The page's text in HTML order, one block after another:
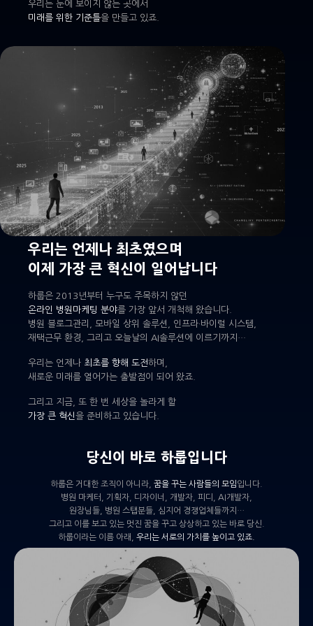
우리는 눈에 보이지 않는 곳에서
미래를 위한 기준틀을 만들고 있죠.
우리는 언제나 최초였으며
이제 가장 큰 혁신이 일어납니다
하룹은 2013년부터 누구도 주목하지 않던
온라인 병원마케팅 분야를 가장 앞서 개척해 왔습니다.
병원 블로그관리, 모바일 상위 솔루션, 인프라·바이럴 시스템,
재택근무 환경, 그리고 오늘날의 AI솔루션에 이르기까지…
우리는 언제나 최초를 향해 도전하며,
새로운 미래를 열어가는 출발점이 되어 왔죠.
그리고 지금, 또 한 번 세상을 놀라게 할
가장 큰 혁신을 준비하고 있습니다.
당신이 바로 하룹입니다
하룹은 거대한 조직이 아니라, 꿈을 꾸는 사람들의 모임입니다.
병원 마케터, 기획자, 디자이너, 개발자, 피디, AI개발자,
원장님들, 병원 스탭분들, 심지어 경쟁업체들까지…
그리고 이를 보고 있는 멋진 꿈을 꾸고 상상하고 있는 바로 당신.
하룹이라는 이름 아래, 우리는 서로의 가치를 높이고 있죠.